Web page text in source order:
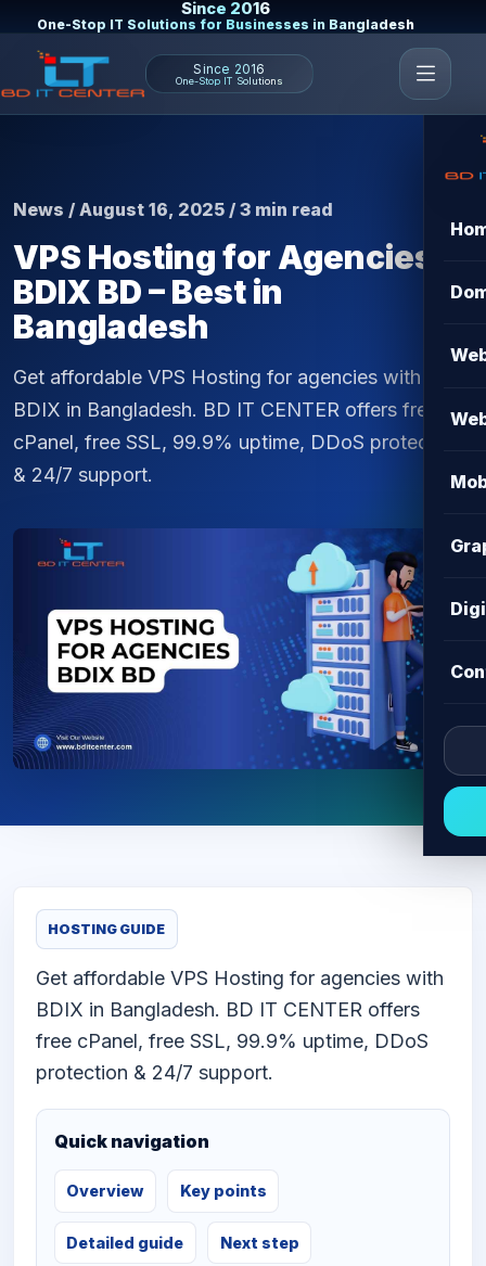
Since 2016
One-Stop IT Solutions for Businesses in Bangladesh
Since 2016
One-Stop IT Solutions
News / August 16, 2025 / 3 min read
VPS Hosting for Agencies
BDIX BD – Best in
Bangladesh
Get affordable VPS Hosting for agencies with
BDIX in Bangladesh. BD IT CENTER offers free
cPanel, free SSL, 99.9% uptime, DDoS protection
& 24/7 support.
HOSTING GUIDE
Get affordable VPS Hosting for agencies with
BDIX in Bangladesh. BD IT CENTER offers
free cPanel, free SSL, 99.9% uptime, DDoS
protection & 24/7 support.
Quick navigation
Overview Key points
Detailed guide Next step